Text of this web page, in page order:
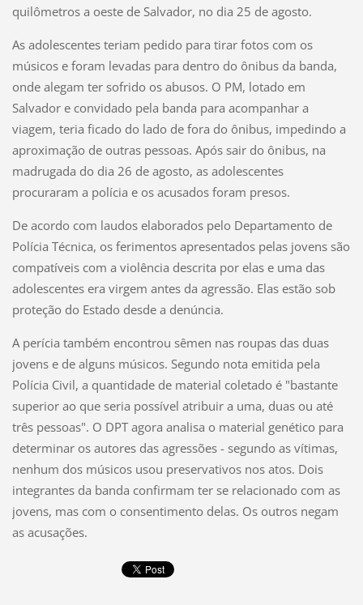
quilômetros a oeste de Salvador, no dia 25 de agosto.
As adolescentes teriam pedido para tirar fotos com os
músicos e foram levadas para dentro do ônibus da banda,
onde alegam ter sofrido os abusos. O PM, lotado em
Salvador e convidado pela banda para acompanhar a
viagem, teria ficado do lado de fora do ônibus, impedindo a
aproximação de outras pessoas. Após sair do ônibus, na
madrugada do dia 26 de agosto, as adolescentes
procuraram a polícia e os acusados foram presos.
De acordo com laudos elaborados pelo Departamento de
Polícia Técnica, os ferimentos apresentados pelas jovens são
compatíveis com a violência descrita por elas e uma das
adolescentes era virgem antes da agressão. Elas estão sob
proteção do Estado desde a denúncia.
A perícia também encontrou sêmen nas roupas das duas
jovens e de alguns músicos. Segundo nota emitida pela
Polícia Civil, a quantidade de material coletado é "bastante
superior ao que seria possível atribuir a uma, duas ou até
três pessoas". O DPT agora analisa o material genético para
determinar os autores das agressões - segundo as vítimas,
nenhum dos músicos usou preservativos nos atos. Dois
integrantes da banda confirmam ter se relacionado com as
jovens, mas com o consentimento delas. Os outros negam
as acusações.